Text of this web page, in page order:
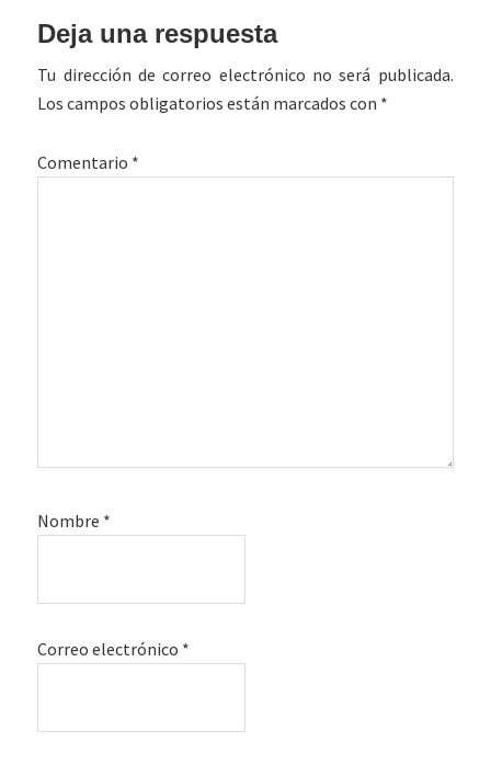
Interacciones
con
los
Deja una respuesta
Tu dirección de correo electrónico no será publicada.
Los campos obligatorios están marcados con *
Comentario *
Nombre *
Correo electrónico *